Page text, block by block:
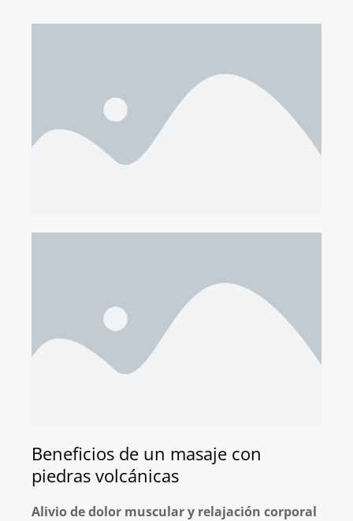
Beneficios de un masaje con
piedras volcánicas
Alivio de dolor muscular y relajación corporal